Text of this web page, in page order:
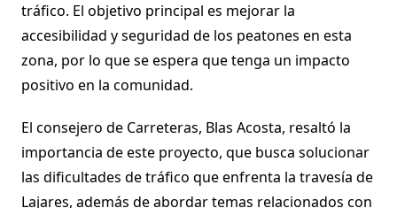
tráfico. El objetivo principal es mejorar la
accesibilidad y seguridad de los peatones en esta
zona, por lo que se espera que tenga un impacto
positivo en la comunidad.
El consejero de Carreteras, Blas Acosta, resaltó la
importancia de este proyecto, que busca solucionar
las dificultades de tráfico que enfrenta la travesía de
Lajares, además de abordar temas relacionados con